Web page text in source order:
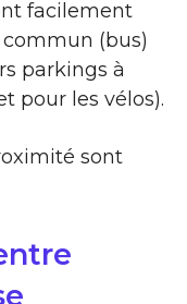
facilement
(bus)
parkings à
pour les vélos).
sont